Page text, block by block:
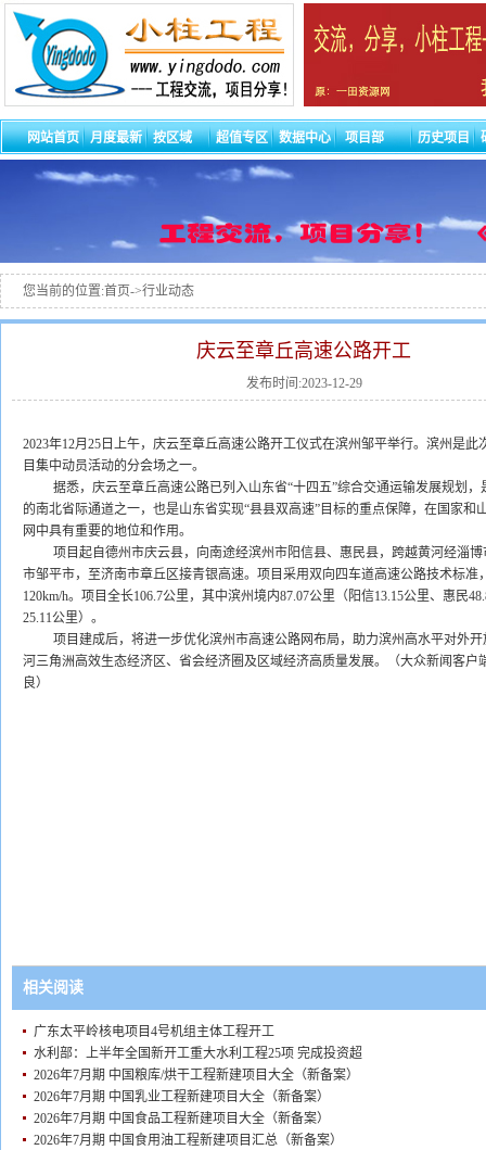
网站首页 月度最新 按区域 超值专区 数据中心 项目部 历史项目
您当前的位置:首页->行业动态
庆云至章丘高速公路开工
发布时间:2023-12-29
2023年12月25日上午，庆云至章丘高速公路开工仪式在滨州邹平举行。滨州是此
目集中动员活动的分会场之一。
据悉，庆云至章丘高速公路已列入山东省“十四五”综合交通运输发展规划，
的南北省际通道之一，也是山东省实现“县县双高速”目标的重点保障，在国家和
网中具有重要的地位和作用。
项目起自德州市庆云县，向南途经滨州市阳信县、惠民县，跨越黄河经淄
市邹平市，至济南市章丘区接青银高速。项目采用双向四车道高速公路技术标准
120km/h。项目全长106.7公里，其中滨州境内87.07公里（阳信13.15公里、惠民
25.11公里）。
项目建成后，将进一步优化滨州市高速公路网布局，助力滨州高水平对外
河三角洲高效生态经济区、省会经济圈及区域经济高质量发展。（大众新闻客户
良）
相关阅读
广东太平岭核电项目4号机组主体工程开工
水利部：上半年全国新开工重大水利工程25项 完成投资超
2026年7月期 中国粮库/烘干工程新建项目大全（新备案）
2026年7月期 中国乳业工程新建项目大全（新备案）
2026年7月期 中国食品工程新建项目大全（新备案）
2026年7月期 中国食用油工程新建项目汇总（新备案）